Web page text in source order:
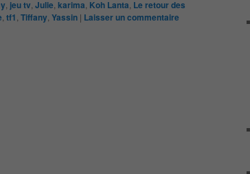
jeu tv Julie karima Koh Lanta Le retour des
tf1 Tiffany Yassin | Laisser un commentaire